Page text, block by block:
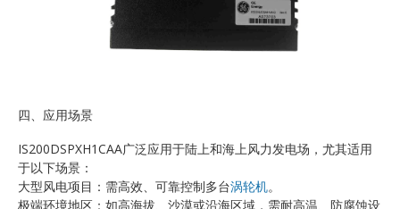
四、应用场景
IS200DSPXH1CAA广泛应用于陆上和海上风力发电场，尤其适用
于以下场景：
大型风电项目：需高效、可靠控制多台涡轮机。
极端环境地区：如高海拔、沙漠或沿海区域，需耐高温、防腐蚀设